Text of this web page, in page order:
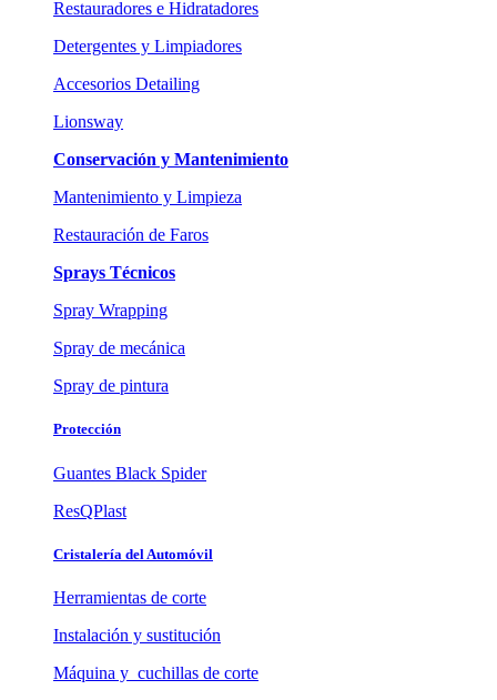
Restauradores e Hidratadores
Detergentes y Limpiadores
Accesorios Detailing
Lionsway
Conservación y Mantenimiento
Mantenimiento y Limpieza
Restauración de Faros
Sprays Técnicos
Spray Wrapping
Spray de mecánica
Spray de pintura
Protección
Guantes Black Spider
ResQPlast
Cristalería del Automóvil
Herramientas de corte
Instalación y sustitución
Máquina y cuchillas de corte